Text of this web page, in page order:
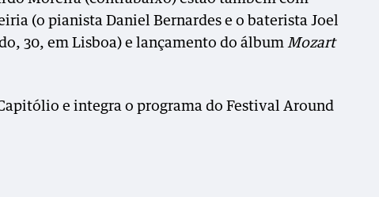
(o pianista Daniel Bernardes e o baterista Joel
30, em Lisboa) e lançamento do álbumMozart
e integra o programa do Festival Around